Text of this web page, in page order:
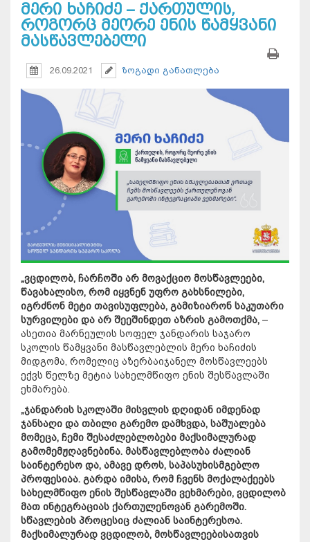
მერი ხაჩიძე – ქართულის,
როგორც მეორე ენის წამყვანი
მასწავლებელი
26.09.2021 ზოგადი განათლება
„ვცდილობ, ჩარჩოში არ მოვაქციო მოსწავლეები,
წავახალისო, რომ იყვნენ უფრო გახსნილები,
იგრძნონ მეტი თავისუფლება, გამიზიარონ საკუთარი
სურვილები და არ შეეშინდეთ აზრის გამოთქმა, –
ასეთია მარნეულის სოფელ ჯანდარის საჯარო
სკოლის წამყვანი მასწავლებლის მერი ხაჩიძის
მიდგომა, რომელიც აზერბაიჯანელ მოსწავლეებს
ექვს წელზე მეტია სახელმწიფო ენის შესწავლაში
ეხმარება.
„ჯანდარის სკოლაში მისვლის დღიდან იმდენად
ჯანსაღი და თბილი გარემო დამხვდა, საშუალება
მომეცა, ჩემი შესაძლებლობები მაქსიმალურად
გამომემჟღავნებინა. მასწავლებლობა ძალიან
საინტერესო და, ამავე დროს, საპასუხისმგებლო
პროფესიაა. გარდა იმისა, რომ ჩვენს მოქალაქეებს
სახელმწიფო ენის შესწავლაში ვეხმარები, ვცდილობ
მათ ინტეგრაციას ქართულენოვან გარემოში.
სწავლების პროცესიც ძალიან საინტერესოა.
მაქსიმალურად ვცდილობ, მოსწავლეებისათვის